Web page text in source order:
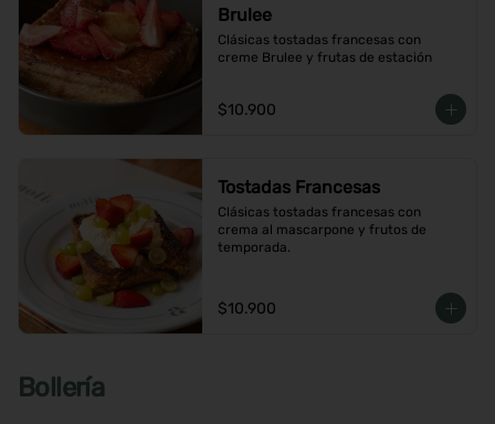
Brulee
Clásicas tostadas francesas con
creme Brulee y frutas de estación
$10.900
Tostadas Francesas
Clásicas tostadas francesas con
crema al mascarpone y frutos de
temporada.
$10.900
Bollería